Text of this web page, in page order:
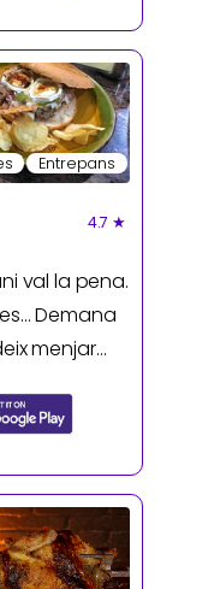
Entrepans
4.7 ★
val la pena.
Demana
menjar